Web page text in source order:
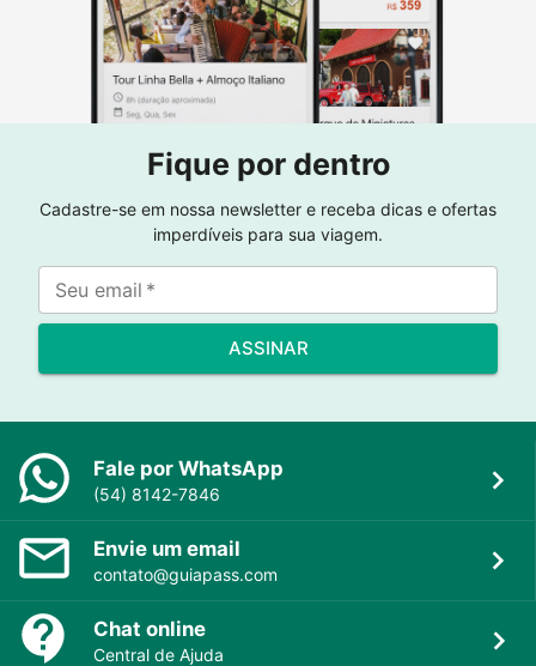
Fique por dentro
Cadastre-se em nossa newsletter e receba dicas e ofertas
imperdíveis para sua viagem.
Seu email *
ASSINAR
Fale por WhatsApp
(54) 8142-7846
Envie um email
contato@guiapass.com
Chat online
Central de Ajuda